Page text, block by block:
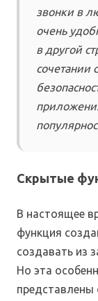
звонки в
очень
в другой
сочетании
Скрытые
В настоящее
функция
создавать из
Но эта
представлены